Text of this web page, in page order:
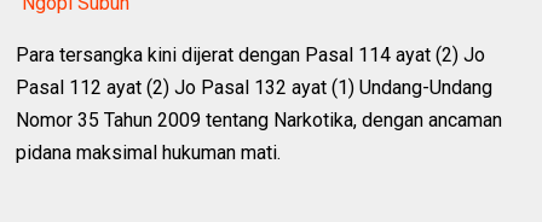
‎Para tersangka kini dijerat dengan Pasal 114 ayat (2) Jo
Pasal 112 ayat (2) Jo Pasal 132 ayat (1) Undang-Undang
Nomor 35 Tahun 2009 tentang Narkotika, dengan ancaman
pidana maksimal hukuman mati.